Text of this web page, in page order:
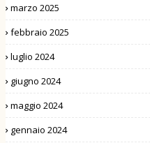
marzo 2025
febbraio 2025
luglio 2024
giugno 2024
maggio 2024
gennaio 2024